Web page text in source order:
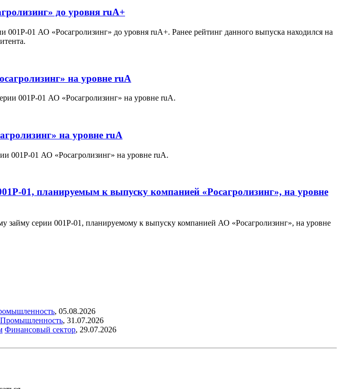
до уровня ruA+
01 АО «Росагролизинг» до уровня ruА+. Ранее рейтинг данного выпуска находился на
на уровне ruА
001Р-01 АО «Росагролизинг» на уровне ruА.
на уровне ruА
001Р-01 АО «Росагролизинг» на уровне ruА.
01, планируемым к выпуску компанией «Росагролизинг», на уровне
займу серии 001Р-01, планируемому к выпуску компанией АО «Росагролизинг», на уровне
, 05.08.2026
Промышленность, 31.07.2026
Финансовый сектор, 29.07.2026